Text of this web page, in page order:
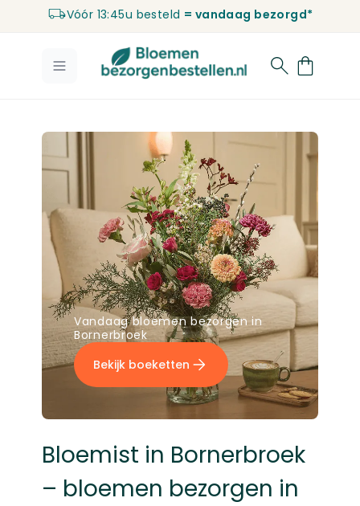
Vóór 13:45u besteld = vandaag bezorgd*
Bloemist in Bornerbroek
– bloemen bezorgen in
Vandaag bloemen bezorgen in
Bornerbroek
Bekijk boeketten